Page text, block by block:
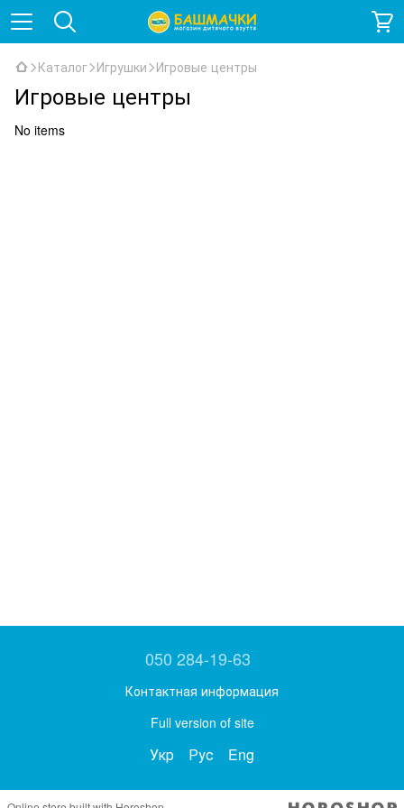
Каталог Игрушки Игровые центры
Игровые центры
No items
050 284-19-63
Контактная информация
Full version of site
Укр Рус Eng